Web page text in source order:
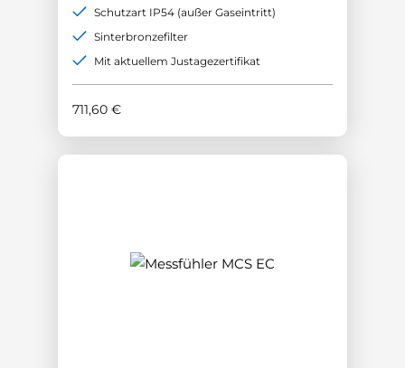
711,60 €
Schutzart IP54 (außer Gaseintritt)
Sinterbronzefilter
Mit aktuellem Justagezertifikat